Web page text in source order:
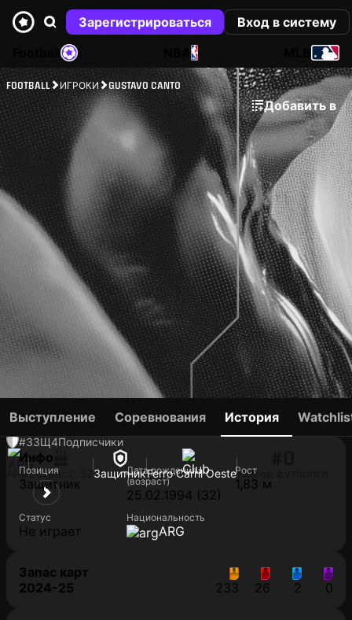
Зарегистрироваться
Вход в систему
NBA
FOOTBALL ИГРОКИ GUSTAVO CANTO
Добавить в
GUSTAVO CANTO
#3ЗЩ4Подписчики
ARGВозраст: 32 ЗащитникFerro Carril OesteНомер футболки
Выступление Соревнования История
Инфо
Позиция
Защитник
Дата рождения
(возраст)
25.02.1994 (32)
Рост
1,83 м
Статус
Не играет
Национальность
ARG
Запас карт
2024-25
233 26 2 0